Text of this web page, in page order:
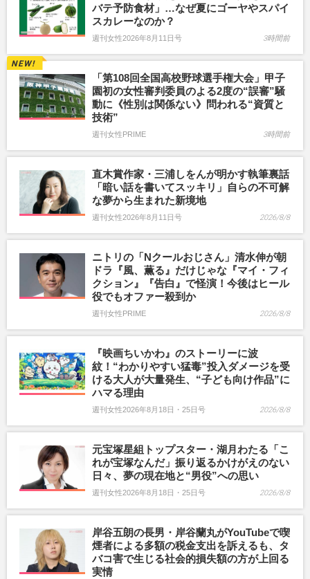
バテ予防食材」…なぜ夏にゴーヤやスパイ
スカレーなのか？
週刊女性2026年8月11日号 3時間前
「第108回全国高校野球選手権大会」甲子
園初の女性審判委員のよる2度の“誤審”騒
動に《性別は関係ない》問われる“資質と
技術”
週刊女性PRIME 3時間前
直木賞作家・三浦しをんが明かす執筆裏話
「暗い話を書いてスッキリ」自らの不可解
な夢から生まれた新境地
週刊女性2026年8月11日号 2026/8/8
ニトリの「Nクールおじさん」清水伸が朝
ドラ『風、薫る』だけじゃな『マイ・フィ
クション』『告白』で怪演！今後はヒール
役でもオファー殺到か
週刊女性PRIME 2026/8/8
『映画ちいかわ』のストーリーに波
紋！“わかりやすい猛毒”投入ダメージを受
ける大人が大量発生、“子ども向け作品”に
ハマる理由
週刊女性2026年8月18日・25日号 2026/8/8
元宝塚星組トップスター・湖月わたる「こ
れが宝塚なんだ」振り返るかけがえのない
日々、夢の現在地と“男役”への思い
週刊女性2026年8月18日・25日号 2026/8/8
岸谷五朗の長男・岸谷蘭丸がYouTubeで喫
煙者による多額の税金支出を訴えるも、タ
バコ害で生じる社会的損失額の方が上回る
実情